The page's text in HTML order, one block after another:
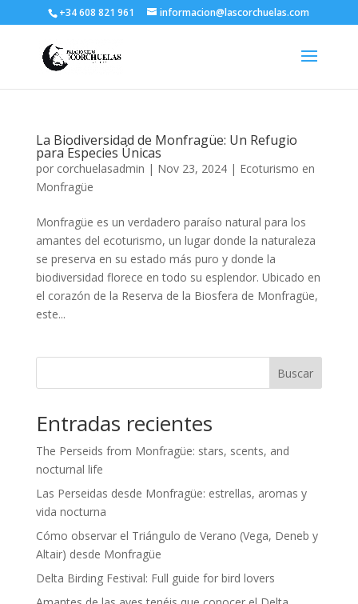
+34 608 821 961 informacion@lascorchuelas.com
La Biodiversidad de Monfragüe: Un Refugio
para Especies Únicas
por corchuelasadmin | Nov 23, 2024| Ecoturismo en
Monfragüe
Monfragüe es un verdadero paraíso natural para los
amantes del ecoturismo, un lugar donde la naturaleza
se preserva en su estado más puro y donde la
biodiversidad florece en todo su esplendor. Ubicado en
el corazón de la Reserva de la Biosfera de Monfragüe,
este...
Buscar
Entradas recientes
The Perseids from Monfragüe: stars, scents, and
nocturnal life
Las Perseidas desde Monfragüe: estrellas, aromas y
vida nocturna
Cómo observar el Triángulo de Verano (Vega, Deneb y
Altair) desde Monfragüe
Delta Birding Festival: Full guide for bird lovers